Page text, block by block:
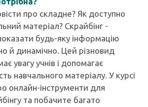
про складне? Як доступно
матеріал? Скрайбінг -
будь-яку інформацію
й динамічно. Цей різновид
увагу учнів і допомагає
навчального матеріалу. У курсі
онлайн-інструменти для
та побачите багато